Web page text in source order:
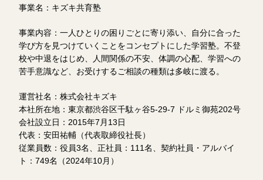
事業名：キズキ共育塾
事業内容：一人ひとりの困りごとに寄り添い、自分に合った
学び方を見つけていくことをコンセプトにした学習塾。不登
校や中退をはじめ、人間関係の不安、体調の心配、学習への
苦手意識など、お受けするご相談の種類は多岐に渡る。
運営社名：株式会社キズキ
本社所在地：東京都渋谷区千駄ヶ谷5-29-7 ドルミ御苑202号
会社設立日：2015年7月13日
代表：安田祐輔（代表取締役社長）
従業員数：役員3名、正社員：111名、契約社員・アルバイ
ト：749名（2024年10月）